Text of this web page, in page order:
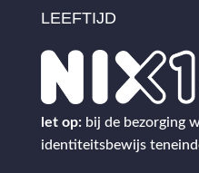
LEEFTIJD
let op: bij de bezorging
identiteitsbewijs